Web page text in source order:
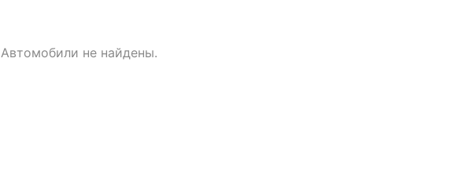
Автомобили не найдены.